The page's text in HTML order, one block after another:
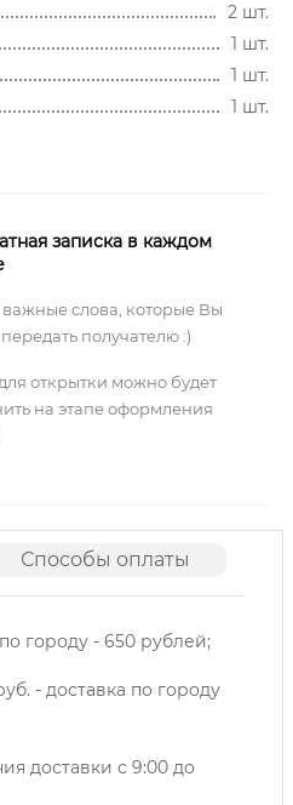
2 шт.
1 шт.
1 шт.
1 шт.
записка в каждом
слова, которые Вы
передать получателю :)
открытки можно будет
на этапе оформления
Способы оплаты
городу - 650 рублей;
- доставка по городу
доставки с 9:00 до